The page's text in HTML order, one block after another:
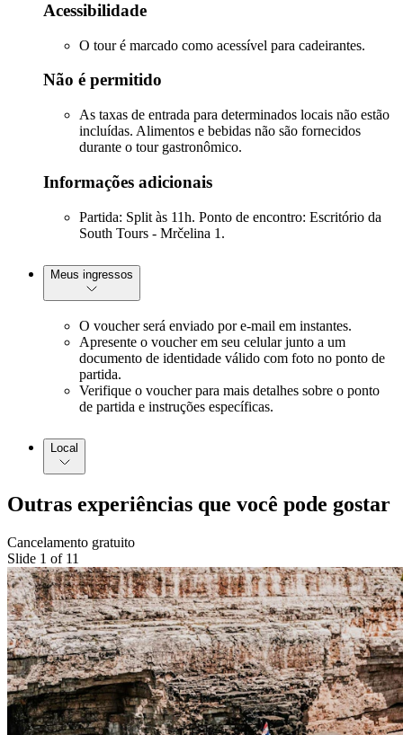
Acessibilidade
O tour é marcado como acessível para cadeirantes.
Não é permitido
As taxas de entrada para determinados locais não estão
incluídas. Alimentos e bebidas não são fornecidos
durante o tour gastronômico.
Informações adicionais
Partida: Split às 11h. Ponto de encontro: Escritório da
South Tours - Mrčelina 1.
Meus ingressos
O voucher será enviado por e-mail em instantes.
Apresente o voucher em seu celular junto a um
documento de identidade válido com foto no ponto de
partida.
Verifique o voucher para mais detalhes sobre o ponto
de partida e instruções específicas.
Local
Outras experiências que você pode gostar
Cancelamento gratuito
Slide 1 of 11